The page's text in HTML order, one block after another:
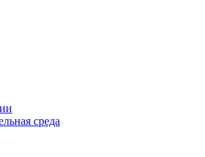
среда